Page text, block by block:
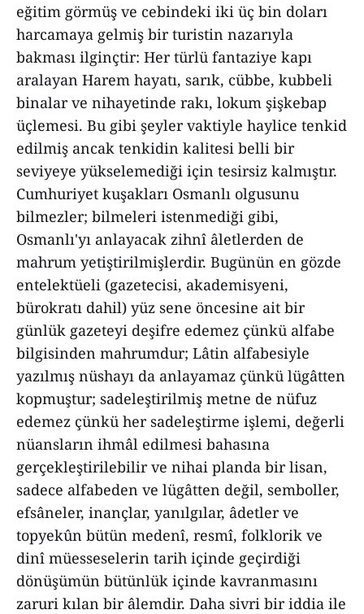
eğitim görmüş ve cebindeki iki üç bin doları
harcamaya gelmiş bir turistin nazarıyla
bakması ilginçtir: Her türlü fantaziye kapı
aralayan Harem hayatı, sarık, cübbe, kubbeli
binalar ve nihayetinde rakı, lokum şişkebap
üçlemesi. Bu gibi şeyler vaktiyle haylice tenkid
edilmiş ancak tenkidin kalitesi belli bir
seviyeye yükselemediği için tesirsiz kalmıştır.
Cumhuriyet kuşakları Osmanlı olgusunu
bilmezler; bilmeleri istenmediği gibi,
Osmanlı'yı anlayacak zihnî âletlerden de
mahrum yetiştirilmişlerdir. Bugünün en gözde
entelektüeli (gazetecisi, akademisyeni,
bürokratı dahil) yüz sene öncesine ait bir
günlük gazeteyi deşifre edemez çünkü alfabe
bilgisinden mahrumdur; Lâtin alfabesiyle
yazılmış nüshayı da anlayamaz çünkü lügâtten
kopmuştur; sadeleştirilmiş metne de nüfuz
edemez çünkü her sadeleştirme işlemi, değerli
nüansların ihmâl edilmesi bahasına
gerçekleştirilebilir ve nihai planda bir lisan,
sadece alfabeden ve lügâtten değil, semboller,
efsâneler, inançlar, yanılgılar, âdetler ve
topyekûn bütün medenî, resmî, folklorik ve
dinî müesseselerin tarih içinde geçirdiği
dönüşümün bütünlük içinde kavranmasını
zaruri kılan bir âlemdir. Daha sivri bir iddia ile